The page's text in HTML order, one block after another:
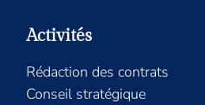
Activités
Rédaction des contrats
Conseil stratégique